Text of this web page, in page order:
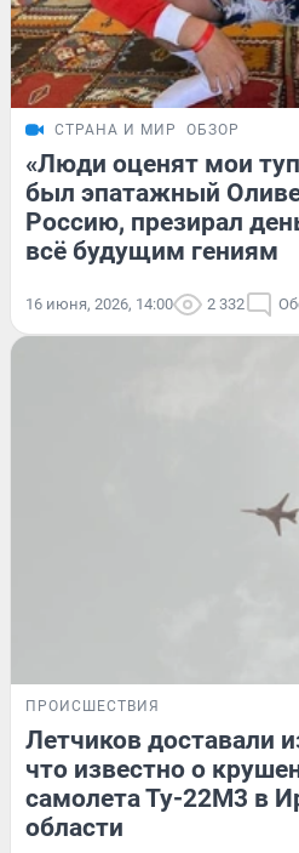
СТРАНА И МИР ОБЗОР
«Люди оценят мои
был эпатажный
Россию, презирал
всё будущим гениям
16 июня, 2026, 14:00 2 332
ПРОИСШЕСТВИЯ
Летчиков доставали
что известно о
самолета Ту-22М3 в
области